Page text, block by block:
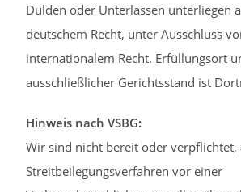
Dulden oder Unterlassen unterliegen
deutschem Recht, unter Ausschluss
internationalem Recht. Erfüllungsort
ausschließlicher Gerichtsstand ist
Hinweis nach VSBG:
Wir sind nicht bereit oder verpflichtet,
Streitbeilegungsverfahren vor einer